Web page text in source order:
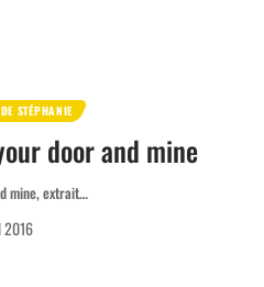
STÉPHANIE
door and mine
mine, extrait…